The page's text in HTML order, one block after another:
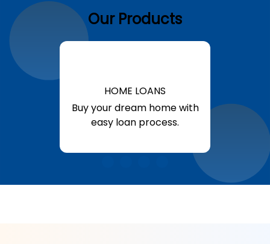
Our Products
HOME LOANS
Buy your dream home with
easy loan process.